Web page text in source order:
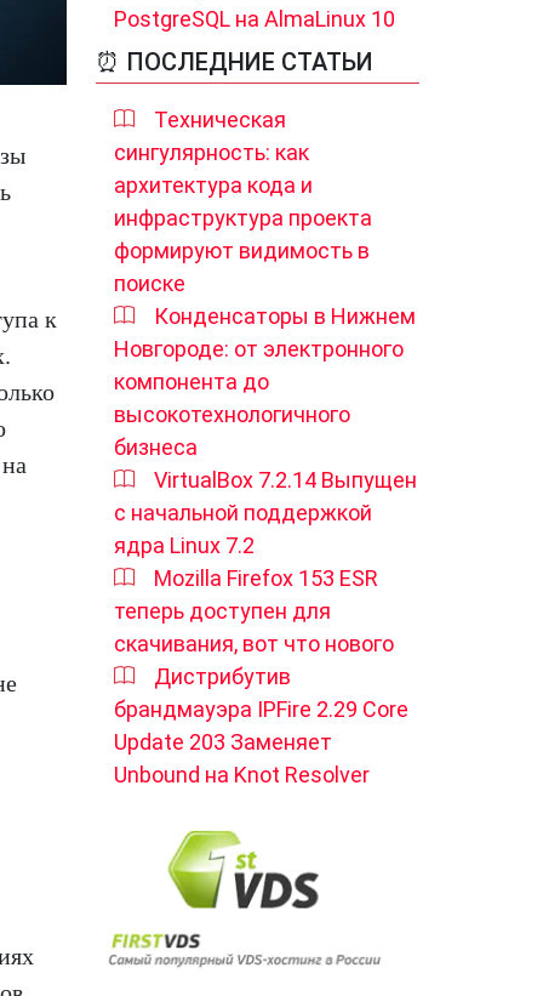
к
PostgreSQL на AlmaLinux 10
⏰ ПОСЛЕДНИЕ СТАТЬИ
Техническая
сингулярность: как
архитектура кода и
инфраструктура проекта
формируют видимость в
поиске
Конденсаторы в Нижнем
Новгороде: от электронного
компонента до
высокотехнологичного
бизнеса
VirtualBox 7.2.14 Выпущен
с начальной поддержкой
ядра Linux 7.2
Mozilla Firefox 153 ESR
теперь доступен для
скачивания, вот что нового
Дистрибутив
брандмауэра IPFire 2.29 Core
Update 203 Заменяет
Unbound на Knot Resolver